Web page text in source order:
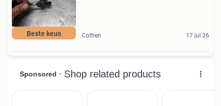
Beste keus Cothen 17 jul 26